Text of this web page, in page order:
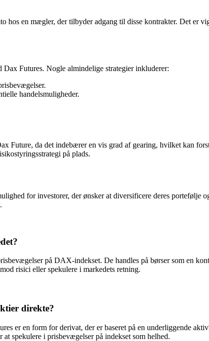
hos en mægler, der tilbyder adgang til disse kontrakter. Det er
Futures. Nogle almindelige strategier inkluderer:
handelsmuligheder.
Future, da det indebærer en vis grad af gearing, hvilket kan
på plads.
for investorer, der ønsker at diversificere deres
på DAX-indekset. De handles på børser som en
risici eller spekulere i markedets retning.
direkte?
er en form for derivat, der er baseret på en underliggende
spekulere i prisbevægelser på indekset som helhed.